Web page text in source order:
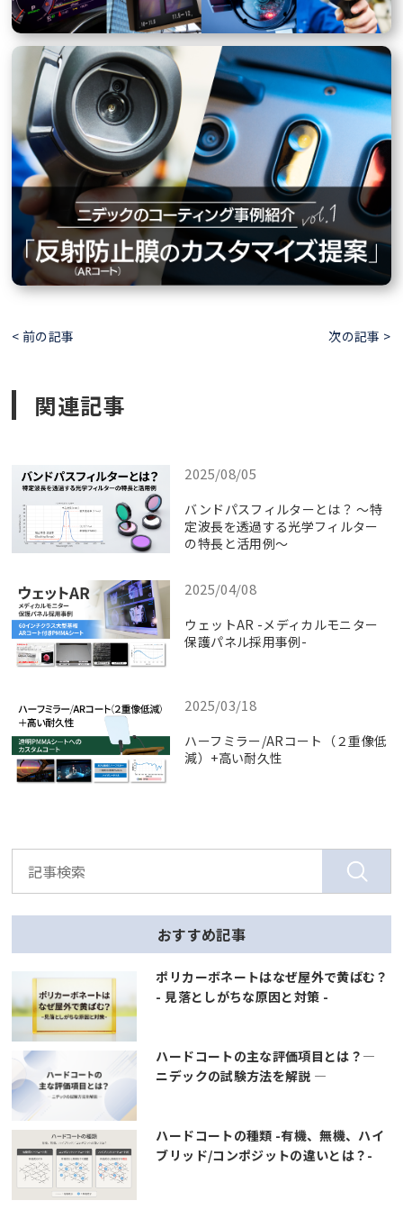
< 前の記事 次の記事 >
関連記事
2025/08/05
バンドパスフィルターとは？ ～特
定波長を透過する光学フィルター
の特長と活用例～
2025/04/08
ウェットAR -メディカルモニター
保護パネル採用事例-
2025/03/18
ハーフミラー/ARコート（２重像低
減）+高い耐久性
おすすめ記事
ポリカーボネートはなぜ屋外で黄ばむ？
- 見落としがちな原因と対策 -
ハードコートの主な評価項目とは？―
ニデックの試験方法を解説 ―
ハードコートの種類 -有機、無機、ハイ
ブリッド/コンポジットの違いとは？-